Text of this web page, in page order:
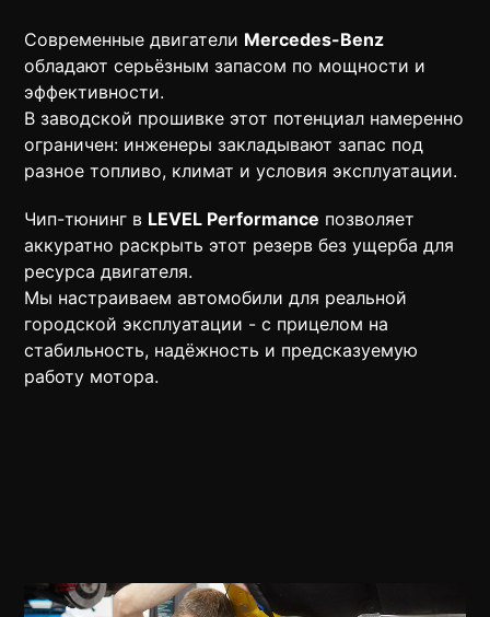
Современные двигатели Mercedes-Benz
обладают серьёзным запасом по мощности и
эффективности.
В заводской прошивке этот потенциал намеренно
ограничен: инженеры закладывают запас под
разное топливо, климат и условия эксплуатации.
Чип-тюнинг в LEVEL Performance позволяет
аккуратно раскрыть этот резерв без ущерба для
ресурса двигателя.
Мы настраиваем автомобили для реальной
городской эксплуатации - с прицелом на
стабильность, надёжность и предсказуемую
работу мотора.